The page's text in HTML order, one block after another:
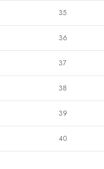
35
36
37
38
39
40